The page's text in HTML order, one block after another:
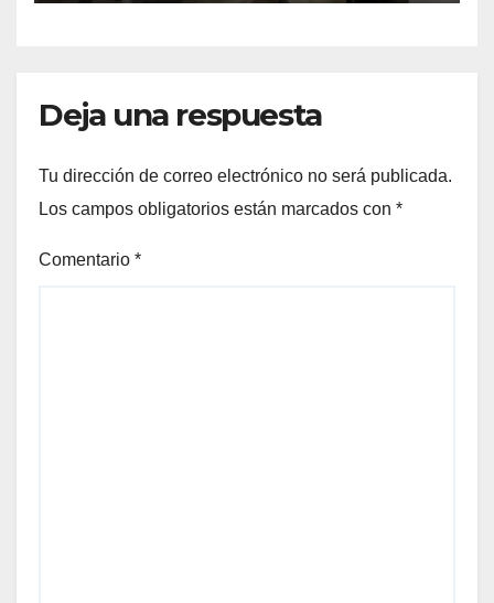
Deja una respuesta
Tu dirección de correo electrónico no será publicada.
Los campos obligatorios están marcados con *
Comentario *